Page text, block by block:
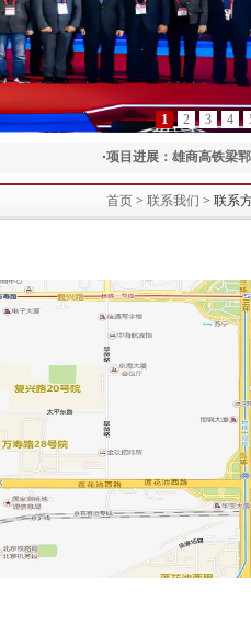
1 2 3 4
项目进展：雄商高铁梁郓
首页 > 联系我们 > 联系